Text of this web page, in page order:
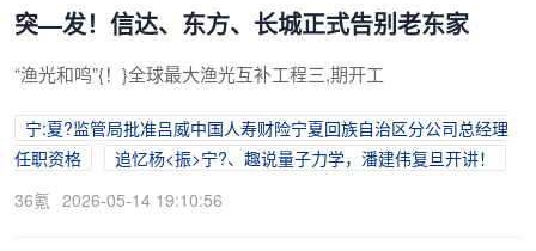
突—发！信达、东方、长城正式告别老东家
“渔光和鸣”{！}全球最大渔光互补工程三,期开工
宁:夏?监管局批准吕威中国人寿财险宁夏回族自治区分公司总经理
任职资格
追忆杨<振>宁?、趣说量子力学，潘建伟复旦开讲！
36氪 2026-05-14 19:10:56